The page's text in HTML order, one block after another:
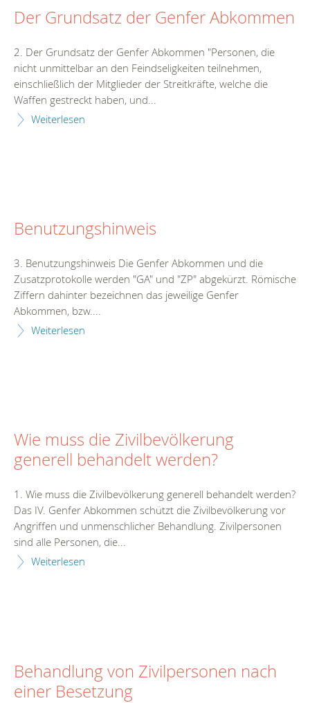
Der Grundsatz der Genfer Abkommen
2. Der Grundsatz der Genfer Abkommen "Personen, die
nicht unmittelbar an den Feindseligkeiten teilnehmen,
einschließlich der Mitglieder der Streitkräfte, welche die
Waffen gestreckt haben, und...
Weiterlesen
Benutzungshinweis
3. Benutzungshinweis Die Genfer Abkommen und die
Zusatzprotokolle werden "GA" und "ZP" abgekürzt. Römische
Ziffern dahinter bezeichnen das jeweilige Genfer
Abkommen, bzw....
Weiterlesen
Wie muss die Zivilbevölkerung
generell behandelt werden?
1. Wie muss die Zivilbevölkerung generell behandelt werden?
Das IV. Genfer Abkommen schützt die Zivilbevölkerung vor
Angriffen und unmenschlicher Behandlung. Zivilpersonen
sind alle Personen, die...
Weiterlesen
Behandlung von Zivilpersonen nach
einer Besetzung